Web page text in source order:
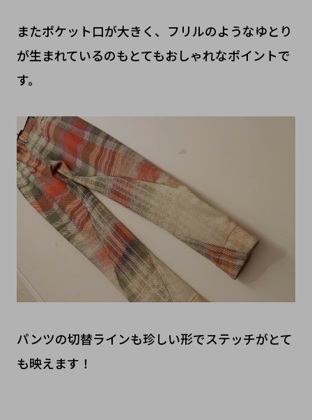
またポケット口が大きく、フリルのようなゆとり
が生まれているのもとてもおしゃれなポイントで
す。
パンツの切替ラインも珍しい形でステッチがとて
も映えます！